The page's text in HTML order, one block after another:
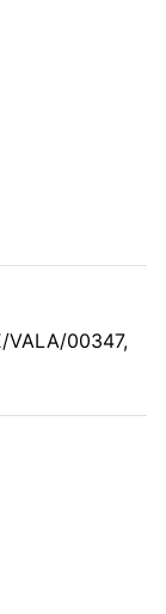
VALA/00347,